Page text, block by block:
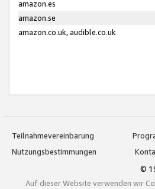
amazon.es
amazon.se
amazon.co.uk, audible.co.uk
Teilnahmevereinbarung
Nutzungsbestimmungen
©
Auf dieser Website verwenden wir